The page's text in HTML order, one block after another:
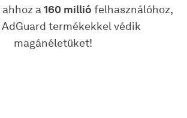
a160 millió felhasználóhoz,
AdGuard termékekkel védik
magánéletüket!